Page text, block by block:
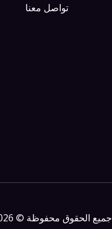
تواصل معنا
جميع الحقوق محفوظة © 2026 لشركة أوتوميشن نيشن | مدعوم من أوتوميشن نيشن